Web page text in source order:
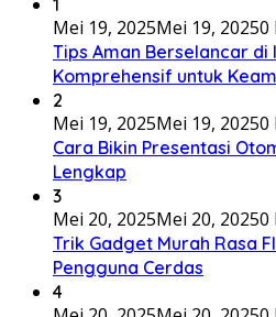
1
Mei 19, 2025Mei 19, 20250
Tips Aman Berselancar di
Komprehensif untuk
2
Mei 19, 2025Mei 19, 20250
Cara Bikin Presentasi
Lengkap
3
Mei 20, 2025Mei 20, 20250
Trik Gadget Murah Rasa
Pengguna Cerdas
4